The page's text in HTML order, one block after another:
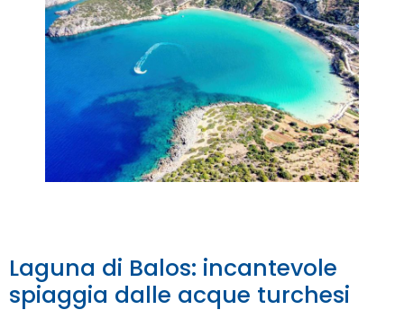
Laguna di Balos: incantevole
spiaggia dalle acque turchesi